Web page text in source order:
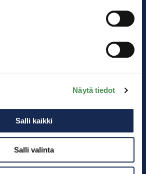
Näytä tiedot
Salli kaikki
Salli valinta